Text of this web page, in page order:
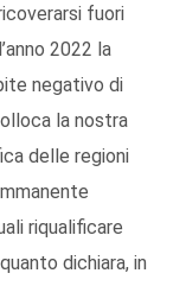
fuori
2022 la
negativo di
la nostra
delle regioni
riqualificare
dichiara, in